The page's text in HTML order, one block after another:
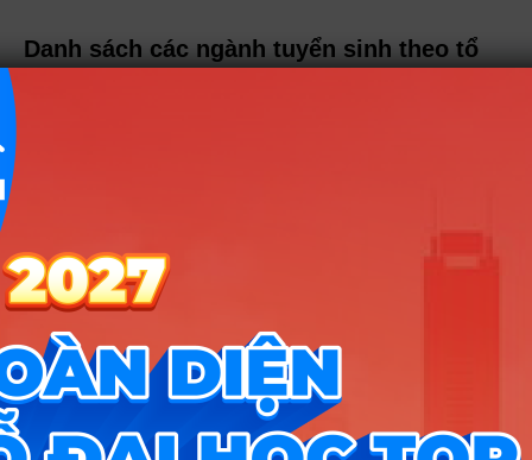
Danh sách các ngành tuyển sinh theo tổ
Học viện Công an Nhân dân điểm chuẩn 2026: Cập nhật mới nhất
Điểm sàn các trường công an năm 2026
CÔNG CỤ TRA CỨU